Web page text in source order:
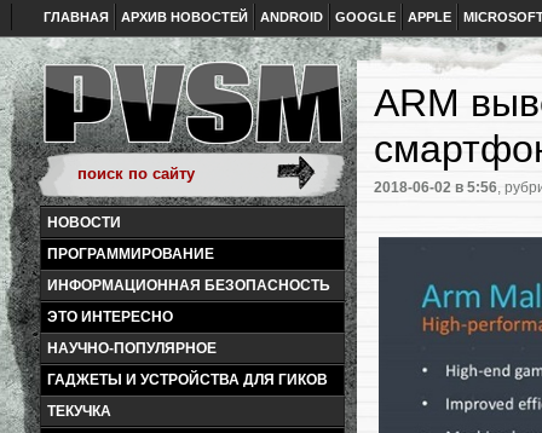
ГЛАВНАЯ АРХИВ НОВОСТЕЙ ANDROID GOOGLE APPLE
НОВОСТИ
ПРОГРАММИРОВАНИЕ
ИНФОРМАЦИОННАЯ БЕЗОПАСНОСТЬ
ЭТО ИНТЕРЕСНО
НАУЧНО-ПОПУЛЯРНОЕ
ГАДЖЕТЫ И УСТРОЙСТВА ДЛЯ ГИКОВ
ТЕКУЧКА
ARM
2018-06-02 в 5:56,